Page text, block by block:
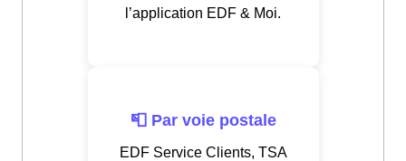
l’application EDF & Moi.
📮 Par voie postale
EDF Service Clients, TSA